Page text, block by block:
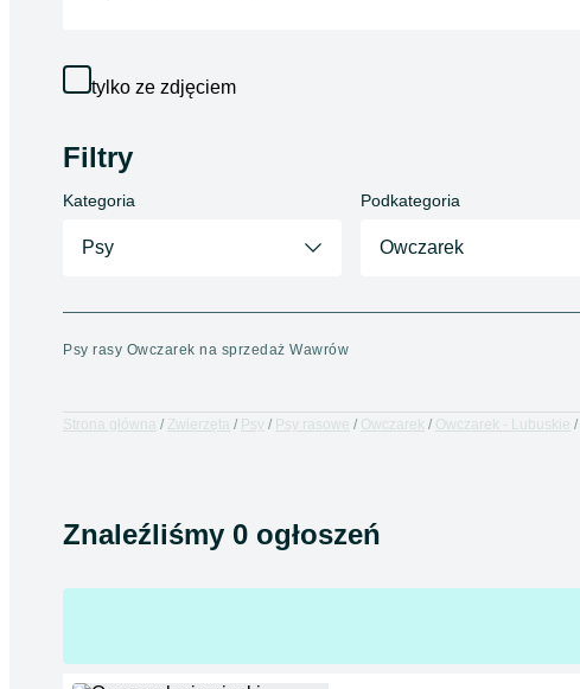
tylko ze zdjęciem
Filtry
Kategoria
Psy
Podkategoria
Owczarek
Psy rasy Owczarek na sprzedaż Wawrów
Strona główna Zwierzęta Psy Psy rasowe Owczarek Owczarek - Lubuskie
Znaleźliśmy 0 ogłoszeń